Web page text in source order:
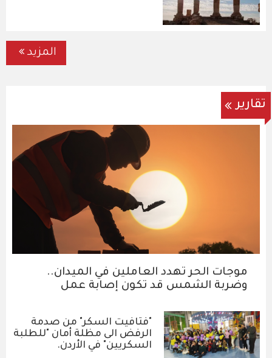
المزيد
تقارير
موجات الحر تهدد العاملين في الميدان..
وضربة الشمس قد تكون إصابة عمل
"فتافيت السكر" من صدمة
الرفض الى مظلة أمان "للطلبة
السكريين" في الأردن.